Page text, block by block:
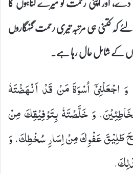
کہ کتنی ہی مرتبہ تیری رحمت گنہگاروں
کے شامل حال رہا ہے۔
اجْعَلْنِیْۤ اُسْوَةَ مَنْ قَدْ اَنْهَضْتَهٗ
وَ خَلَّصْتَهٗ بِتَوْفِیْقِكَ مِنْ
طَلِیْقَ عَفْوِكَ مِنْ اِسَارِ سُخْطِكَ، وَ